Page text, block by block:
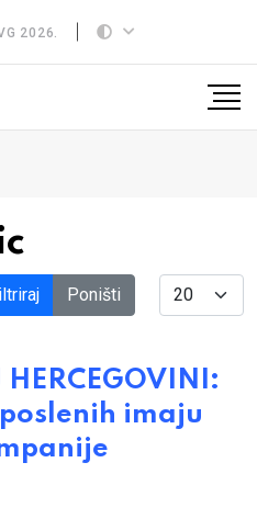
2026.
Poništi Display #
HERCEGOVINI:
imaju